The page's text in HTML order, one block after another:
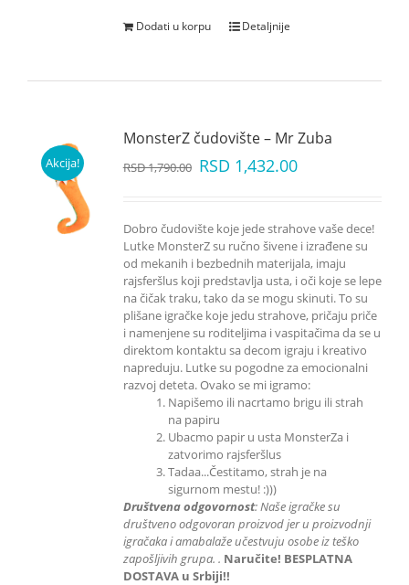
Dodati u korpu Detaljnije
Akcija!
MonsterZ čudovište – Mr Zuba
RSD1,790.00 RSD 1,432.00
Dobro čudovište koje jede strahove vaše dece!
Lutke MonsterZ su ručno šivene i izrađene su
od mekanih i bezbednih materijala, imaju
rajsferšlus koji predstavlja usta, i oči koje se lepe
na čičak traku, tako da se mogu skinuti. To su
plišane igračke koje jedu strahove, pričaju priče
i namenjene su roditeljima i vaspitačima da se u
direktom kontaktu sa decom igraju i kreativo
napreduju. Lutke su pogodne za emocionalni
razvoj deteta. Ovako se mi igramo:
Napišemo ili nacrtamo brigu ili strah
na papiru
Ubacmo papir u usta MonsterZa i
zatvorimo rajsferšlus
Tadaa...Čestitamo, strah je na
sigurnom mestu! :)))
Društvena odgovornost: Naše igračke su
društveno odgovoran proizvod jer u proizvodnji
igračaka i amabalaže učestvuju osobe iz teško
zapošljivih grupa. . Naručite! BESPLATNA
DOSTAVA u Srbiji!!